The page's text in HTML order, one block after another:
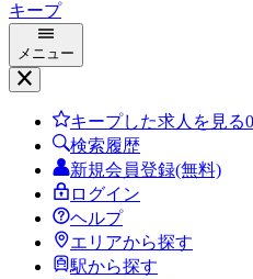
キープ
メニュー
キープした求人を見る0
検索履歴
新規会員登録(無料)
ログイン
ヘルプ
エリアから探す
駅から探す